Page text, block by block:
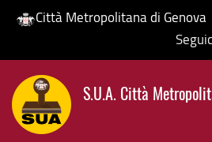
Salta
contenuto
principale
Città Metropolitana di Genova
S.U.A. Città